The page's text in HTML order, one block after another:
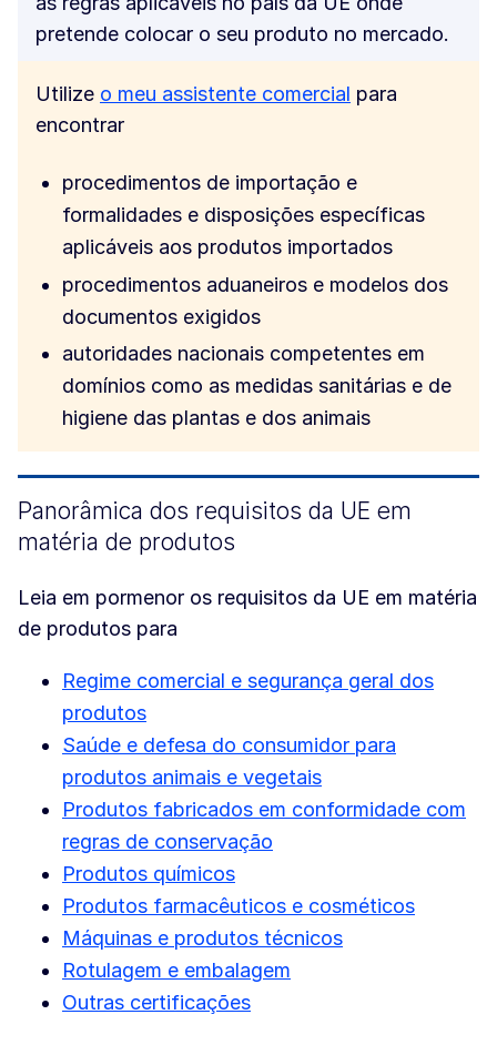
pretende colocar o seu produto no mercado.
Utilize o meu assistente comercial para
encontrar
procedimentos de importação e
formalidades e disposições específicas
aplicáveis aos produtos importados
procedimentos aduaneiros e modelos dos
documentos exigidos
autoridades nacionais competentes em
domínios como as medidas sanitárias e de
higiene das plantas e dos animais
Panorâmica dos requisitos da UE em
matéria de produtos
Leia em pormenor os requisitos da UE em matéria
de produtos para
Regime comercial e segurança geral dos
produtos
Saúde e defesa do consumidor para
produtos animais e vegetais
Produtos fabricados em conformidade com
regras de conservação
Produtos químicos
Produtos farmacêuticos e cosméticos
Máquinas e produtos técnicos
Rotulagem e embalagem
Outras certificações